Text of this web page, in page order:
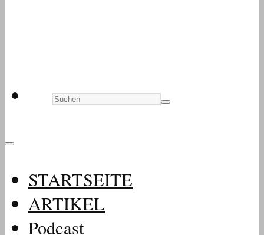
STARTSEITE
ARTIKEL
Podcast